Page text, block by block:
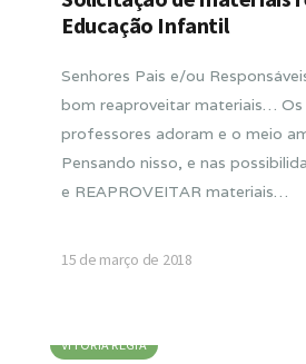
Educação Infantil
Senhores Pais e/ou
bom reaproveitar materiais… Os
professores adoram e o meio
Pensando nisso, e nas
e REAPROVEITAR materiais…
15 de março de 2018
VITORIA RÉGIA